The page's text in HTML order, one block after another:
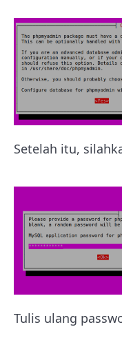
Setelah itu,
Tulis ulang